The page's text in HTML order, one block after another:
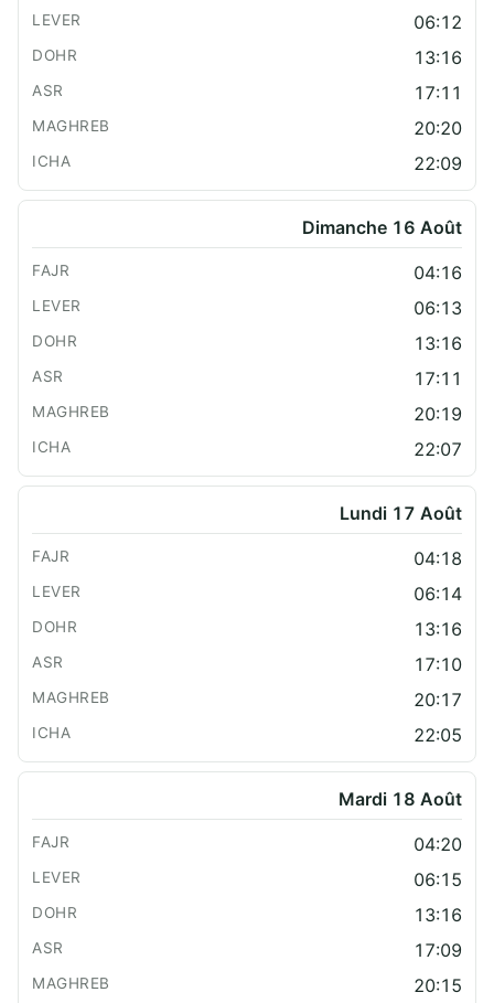
06:12
13:16
17:11
20:20
22:09
Dimanche 16 Août
04:16
06:13
13:16
17:11
20:19
22:07
Lundi 17 Août
04:18
06:14
13:16
17:10
20:17
22:05
Mardi 18 Août
04:20
06:15
13:16
17:09
20:15